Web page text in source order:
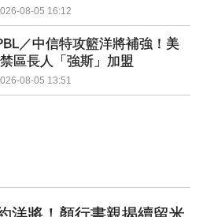
08-05 16:12
／中信特攻籃洋將補強！美
區長人「強斯」加盟
08-05 13:51